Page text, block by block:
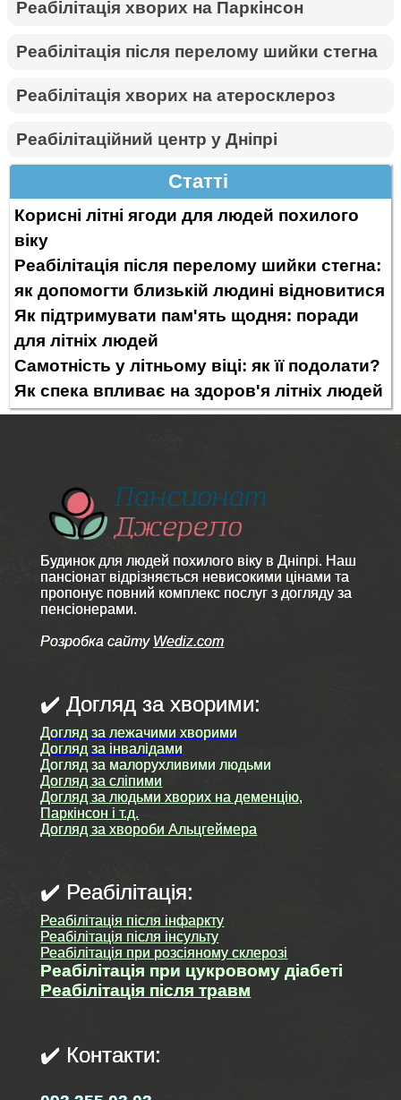
Реабілітація хворих на Паркінсон
Реабілітація після перелому шийки стегна
Реабілітація хворих на атеросклероз
Реабілітаційний центр у Дніпрі
Статті
Корисні літні ягоди для людей похилого
віку
Реабілітація після перелому шийки стегна:
як допомогти близькій людині відновитися
Як підтримувати пам'ять щодня: поради
для літніх людей
Самотність у літньому віці: як її подолати?
Як спека впливає на здоров'я літніх людей
Будинок для людей похилого віку в Дніпрі. Наш
пансіонат відрізняється невисокими цінами та
пропонує повний комплекс послуг з догляду за
пенсіонерами.
Розробка сайту Wediz.com
✔️ Догляд за хворими:
Догляд за лежачими хворими
Догляд за інвалідами
Догляд за малорухливими людьми
Догляд за сліпими
Догляд за людьми хворих на деменцію,
Паркінсон і т.д.
Догляд за хвороби Альцгеймера
✔️ Реабілітація:
Реабілітація після інфаркту
Реабілітація після інсульту
Реабілітація при розсіяному склерозі
Реабілітація при цукровому діабеті
Реабілітація після травм
✔️ Контакти: